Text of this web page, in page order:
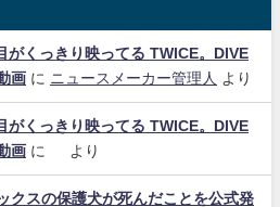
がくっきり映ってる TWICE。DIVE
画 に ニュースメーカー管理人 より
がくっきり映ってる TWICE。DIVE
画 に より
クスの保護犬が死んだことを公式発